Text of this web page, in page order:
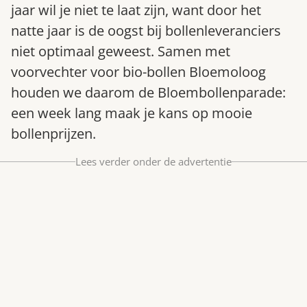
Gardeners’ World 08/2026
Bestel nu
Abonneer
jaar wil je niet te laat zijn, want door het
natte jaar is de oogst bij bollenleveranciers
niet optimaal geweest. Samen met
voorvechter voor bio-bollen Bloemoloog
houden we daarom de Bloembollenparade:
een week lang maak je kans op mooie
bollenprijzen.
Lees verder onder de advertentie